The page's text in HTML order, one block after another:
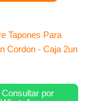
Consultar por